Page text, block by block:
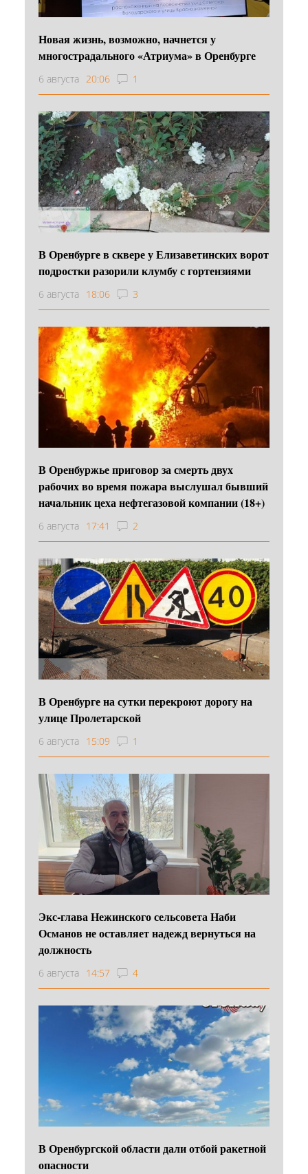
Новая жизнь, возможно, начнется у
многострадального «Атриума» в Оренбурге
6 августа 20:06 1
В Оренбурге в сквере у Елизаветинских ворот
подростки разорили клумбу с гортензиями
6 августа 18:06 3
В Оренбуржье приговор за смерть двух
рабочих во время пожара выслушал бывший
начальник цеха нефтегазовой компании (18+)
6 августа 17:41 2
В Оренбурге на сутки перекроют дорогу на
улице Пролетарской
6 августа 15:09 1
Экс-глава Нежинского сельсовета Наби
Османов не оставляет надежд вернуться на
должность
6 августа 14:57 4
В Оренбургской области дали отбой ракетной
опасности